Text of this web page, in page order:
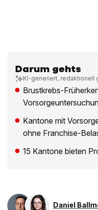
Darum gehts
KI-generiert, redaktionell
Brustkrebs-
Kantone mit
ohne Franchise-
15 Kantone bieten
Daniel